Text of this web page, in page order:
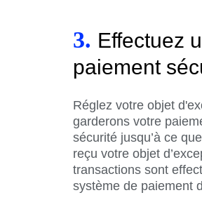
3. Effectuez
paiement
Réglez votre objet
garderons votre
sécurité jusqu’à ce
reçu votre objet
transactions sont
système de paiement